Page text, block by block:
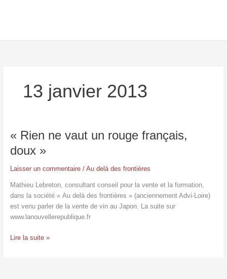
13 janvier 2013
« Rien ne vaut un rouge français,
doux »
Laisser un commentaire / Au delà des frontières
Mathieu Lebreton, consultant conseil pour la vente et la formation,
dans la société « Au delà des frontières » (anciennement Advi-Loire)
est venu parler de la vente de vin au Japon. La suite sur
www.lanouvellerepublique.fr
« Rien
vaut
un
français,
doux »
Lire la suite »